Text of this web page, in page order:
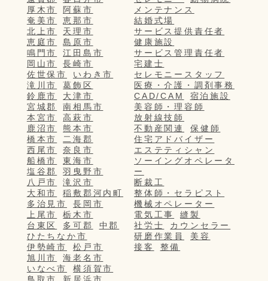
厚木市
阿蘇市
奄美市
恵那市
北上市
天理市
恵庭市
島原市
鳴門市
江田島市
岡山市
長崎市
佐世保市
いわき市
滝川市
葛飾区
鈴鹿市
大津市
宮城郡
南相馬市
本宮市
高萩市
鹿沼市
熊本市
橋本市
二海郡
西尾市
奈良市
船橋市
東海市
塩谷郡
羽曳野市
八戸市
滝沢市
大和市
稲敷郡河内町
多治見市
長岡市
上尾市
栃木市
台東区
多可郡
中郡
ひたちなか市
伊勢崎市
松戸市
旭川市
海老名市
いなべ市
横須賀市
鳥取市
新居浜市
メンテナンス
結婚式場
サービス提供責任者
健康施設
サービス管理責任者
宅建士
セレモニースタッフ
医療・介護・調剤事務
CAD/CAM
宿泊施設
美容師・理容師
放射線技師
不動産関連
保健師
住宅アドバイザー
エステティシャン
ソーイングオペレータ
ー
断裁工
整体師・セラピスト
機械オペレーター
電気工事
縫製
社労士
カウンセラー
研磨作業員
美容
接客
整備